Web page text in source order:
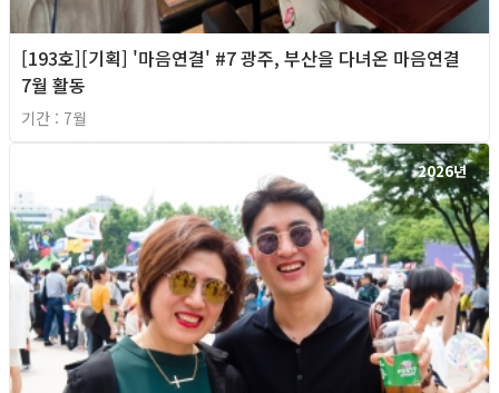
[193호][기획] '마음연결' #7 광주, 부산을 다녀온 마음연결
7월 활동
기간 : 7월
2026년